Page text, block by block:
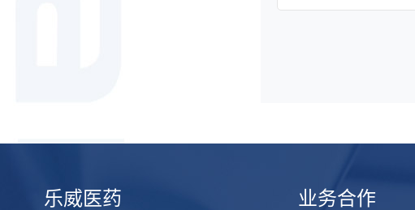
乐威医药 业务合作